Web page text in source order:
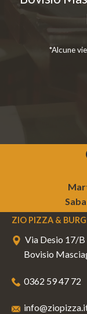
*Alcune
ZIO PIZZA &
Via Desio 17/B
Bovisio
0362 59 47 72